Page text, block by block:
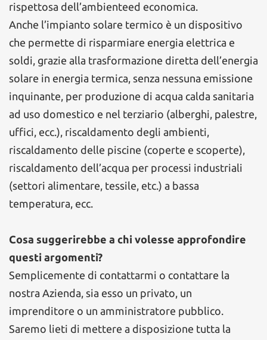
rispettosa dell’ambienteed economica.
Anche l’impianto solare termico è un dispositivo
che permette di risparmiare energia elettrica e
soldi, grazie alla trasformazione diretta dell’energia
solare in energia termica, senza nessuna emissione
inquinante, per produzione di acqua calda sanitaria
ad uso domestico e nel terziario (alberghi, palestre,
uffici, ecc.), riscaldamento degli ambienti,
riscaldamento delle piscine (coperte e scoperte),
riscaldamento dell’acqua per processi industriali
(settori alimentare, tessile, etc.) a bassa
temperatura, ecc.
Cosa suggerirebbe a chi volesse approfondire
questi argomenti?
Semplicemente di contattarmi o contattare la
nostra Azienda, sia esso un privato, un
imprenditore o un amministratore pubblico.
Saremo lieti di mettere a disposizione tutta la